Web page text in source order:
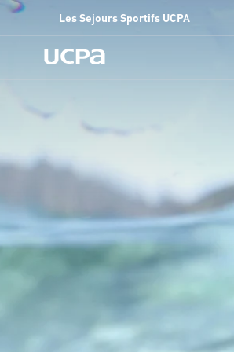
Les Sejours Sportifs UCPA